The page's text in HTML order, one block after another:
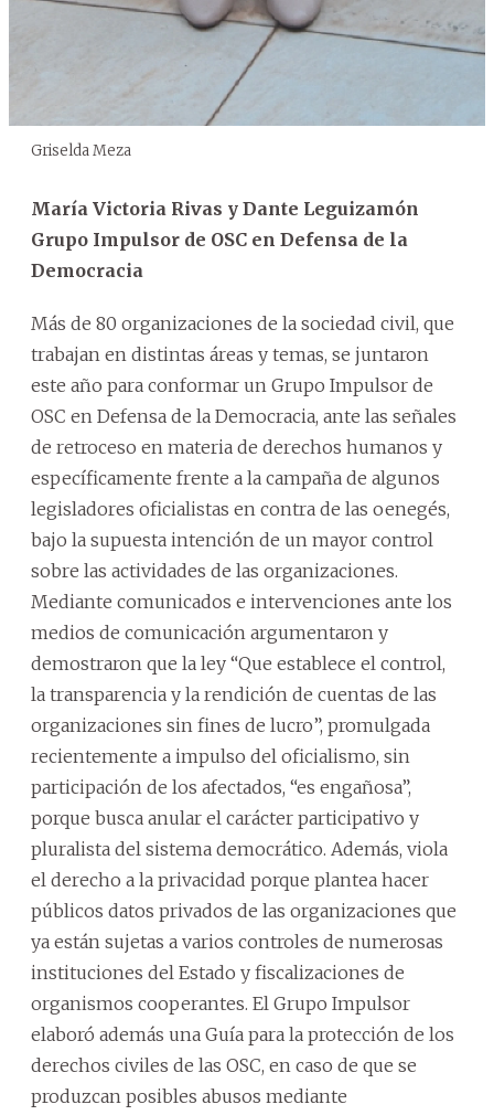
Griselda Meza
María Victoria Rivas y Dante Leguizamón
Grupo Impulsor de OSC en Defensa de la
Democracia
Más de 80 organizaciones de la sociedad civil, que
trabajan en distintas áreas y temas, se juntaron
este año para conformar un Grupo Impulsor de
OSC en Defensa de la Democracia, ante las señales
de retroceso en materia de derechos humanos y
específicamente frente a la campaña de algunos
legisladores oficialistas en contra de las oenegés,
bajo la supuesta intención de un mayor control
sobre las actividades de las organizaciones.
Mediante comunicados e intervenciones ante los
medios de comunicación argumentaron y
demostraron que la ley “Que establece el control,
la transparencia y la rendición de cuentas de las
organizaciones sin fines de lucro”, promulgada
recientemente a impulso del oficialismo, sin
participación de los afectados, “es engañosa”,
porque busca anular el carácter participativo y
pluralista del sistema democrático. Además, viola
el derecho a la privacidad porque plantea hacer
públicos datos privados de las organizaciones que
ya están sujetas a varios controles de numerosas
instituciones del Estado y fiscalizaciones de
organismos cooperantes. El Grupo Impulsor
elaboró además una Guía para la protección de los
derechos civiles de las OSC, en caso de que se
produzcan posibles abusos mediante